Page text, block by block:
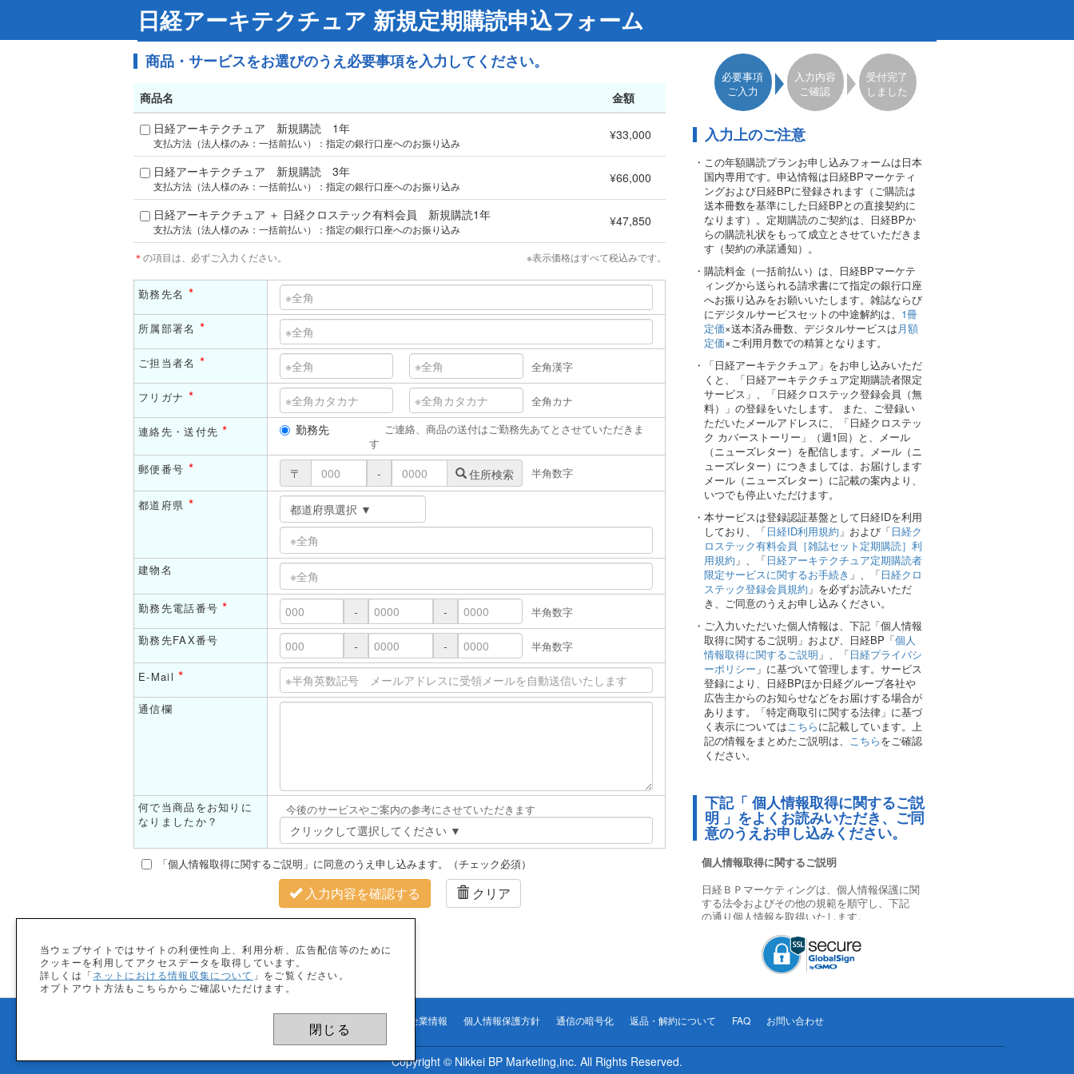
日経アーキテクチュア 新規定期購読申込フォーム
必要事項
ご入力
入力内容
ご確認
受付完了
しました
入力上のご注意
・この年額購読プランお申し込みフォームは日本
国内専用です。申込情報は日経BPマーケティ
ングおよび日経BPに登録されます（ご購読は
送本冊数を基準にした日経BPとの直接契約に
なります）。定期購読のご契約は、日経BPか
らの購読礼状をもって成立とさせていただきま
す（契約の承諾通知）。
・購読料金（一括前払い）は、日経BPマーケテ
ィングから送られる請求書にて指定の銀行口座
へお振り込みをお願いいたします。雑誌ならび
にデジタルサービスセットの中途解約は、 1冊
定価×送本済み冊数、デジタルサービスは 月額
定価×ご利用月数での精算となります。
・「日経アーキテクチュア」をお申し込みいただ
くと、「日経アーキテクチュア定期購読者限定
サービス」、「日経クロステック登録会員（無
料）」の登録をいたします。 また、ご登録い
ただいたメールアドレスに、「日経クロステッ
ク カバーストーリー」（週1回）と、メール
（ニューズレター）を配信します。メール（ニ
ューズレター）につきましては、お届けします
メール（ニューズレター）に記載の案内より、
いつでも停止いただけます。
・本サービスは登録認証基盤として日経IDを利用
しており、「日経ID利用規約 」および「日経ク
ロステック有料会員［雑誌セット定期購読］利
用規約 」、「日経アーキテクチュア定期購読者
限定サービスに関するお手続き 」、「日経クロ
ステック登録会員規約 」を必ずお読みいただ
き、ご同意のうえお申し込みください。
・ご入力いただいた個人情報は、下記「個人情報
取得に関するご説明」および、日経BP「個人
情報取得に関するご説明 」、「日経プライバシ
ーポリシー 」に基づいて管理します。サービス
登録により、日経BPほか日経グループ各社や
広告主からのお知らせなどをお届けする場合が
あります。「特定商取引に関する法律」に基づ
く表示については こちらに記載しています。上
記の情報をまとめたご説明は、
こちらをご確認
ください。
下記「 個人情報取得に関するご説
明 」をよくお読みいただき、ご同
意のうえお申し込みください。
商品・サービスをお選びのうえ必要事項を入力してください。
商品名
金額
日経アーキテクチュア 新規購読 1年
支払方法（法人様のみ：一括前払い）：指定の銀行口座へのお振り込み
¥33,000
日経アーキテクチュア 新規購読 3年
支払方法（法人様のみ：一括前払い）：指定の銀行口座へのお振り込み
¥66,000
日経アーキテクチュア ＋ 日経クロステック有料会員 新規購読1年
支払方法（法人様のみ：一括前払い）：指定の銀行口座へのお振り込み
¥47,850
※表示価格はすべて税込みです。
＊の項目は、必ずご入力ください。
勤務先名 *
所属部署名 *
ご担当者名 * 全角漢字
フリガナ * 全角カナ
連絡先・送付先* 勤務先
ご連絡、商品の送付はご勤務先あてとさせていただきま
す
郵便番号 * 〒 - 住所検索 半角数字
都道府県 *
建物名
勤務先電話番号* - -
半角数字
勤務先FAX番号
- - 半角数字
E-Mail*
通信欄
何で当商品をお知りに
なりましたか？
今後のサービスやご案内の参考にさせていただきます
「個人情報取得に関するご説明」に同意のうえ申し込みます。（チェック必須）
入力内容を確認する クリア
当ウェブサイトではサイトの利便性向上、利用分析、広告配信等のために
クッキーを利用してアクセスデータを取得しています。
詳しくは「ネットにおける情報収集について 」をご覧ください。
オプトアウト方法もこちらからご確認いただけます。
閉じる 企業情報 個人情報保護方針 通信の暗号化 返品・解約について FAQ お問い合わせ
Copyright © Nikkei BP Marketing,inc. All Rights Reserved.